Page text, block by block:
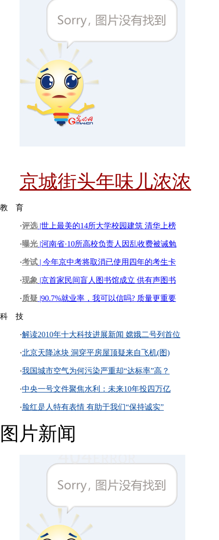
京城街头年味儿浓浓
教 育
·评选 |世上最美的14所大学校园建筑 清华上榜
·曝光 |河南省·10所高校负责人因乱收费被诫勉
·考试 | 今年京中考将取消已使用四年的考生卡
·现象 |京首家民间盲人图书馆成立 供有声图书
·质疑 |90.7%就业率，我可以信吗? 质量更重要
科 技
·解读2010年十大科技进展新闻 嫦娥二号列首位
·北京天降冰块 洞穿平房屋顶疑来自飞机(图)
·我国城市空气为何污染严重却“达标率”高？
·中央一号文件聚焦水利：未来10年投四万亿
·脸红是人特有表情 有助于我们“保持诚实”
图片新闻